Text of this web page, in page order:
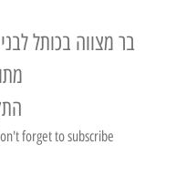
בר מצווה בכותל
forget to subscribe!